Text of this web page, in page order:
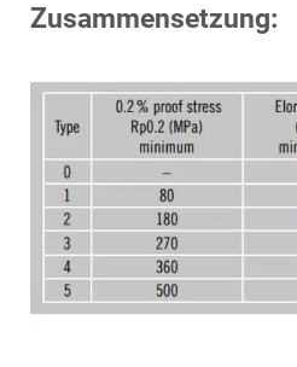
Zusammensetzung: